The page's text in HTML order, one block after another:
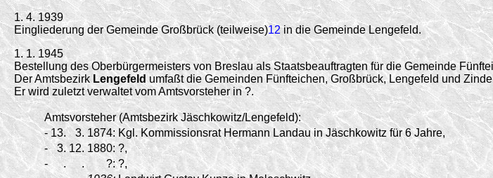
1. 4. 1939
Eingliederung der Gemeinde Großbrück (teilweise)12in die Gemeinde Lengefeld.
1. 1. 1945
Bestellung des Oberbürgermeisters von Breslau als Staatsbeauftragten für die Gemeinde
Der Amtsbezirk Lengefeld umfaßt die Gemeinden Fünfteichen, Großbrück, Lengefeld und
Er wird zuletzt verwaltet vom Amtsvorsteher in ?.
Amtsvorsteher (Amtsbezirk Jäschkowitz/Lengefeld):
- 13. 3. 1874: Kgl. Kommissionsrat Hermann Landau in Jäschkowitz für 6 Jahre,
-
3. 12. 1880: ?,
-
. . ?: ?,